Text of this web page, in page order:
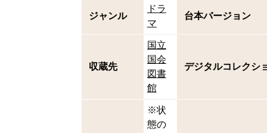
ジャンル
ドラ
マ
台本バージョン
収蔵先
国立
国会
図書
館
デジタルコレクシ
※状
態の